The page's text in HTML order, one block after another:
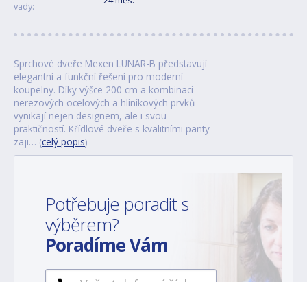
vady:
Sprchové dveře Mexen LUNAR-B představují
elegantní a funkční řešení pro moderní
koupelny. Díky výšce 200 cm a kombinaci
nerezových ocelových a hliníkových prvků
vynikají nejen designem, ale i svou
praktičností. Křídlové dveře s kvalitními panty
zaji… (celý popis)
Potřebuje poradit s
výběrem?
Poradíme Vám